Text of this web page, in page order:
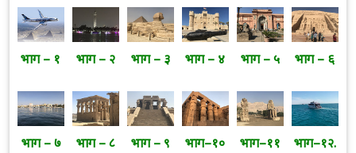
भाग – १ भाग – २ भाग – ३ भाग – ४ भाग – ५ भाग – ६
भाग – ७ भाग – ८ भाग – ९ भाग–१० भाग–११ भाग–१२.